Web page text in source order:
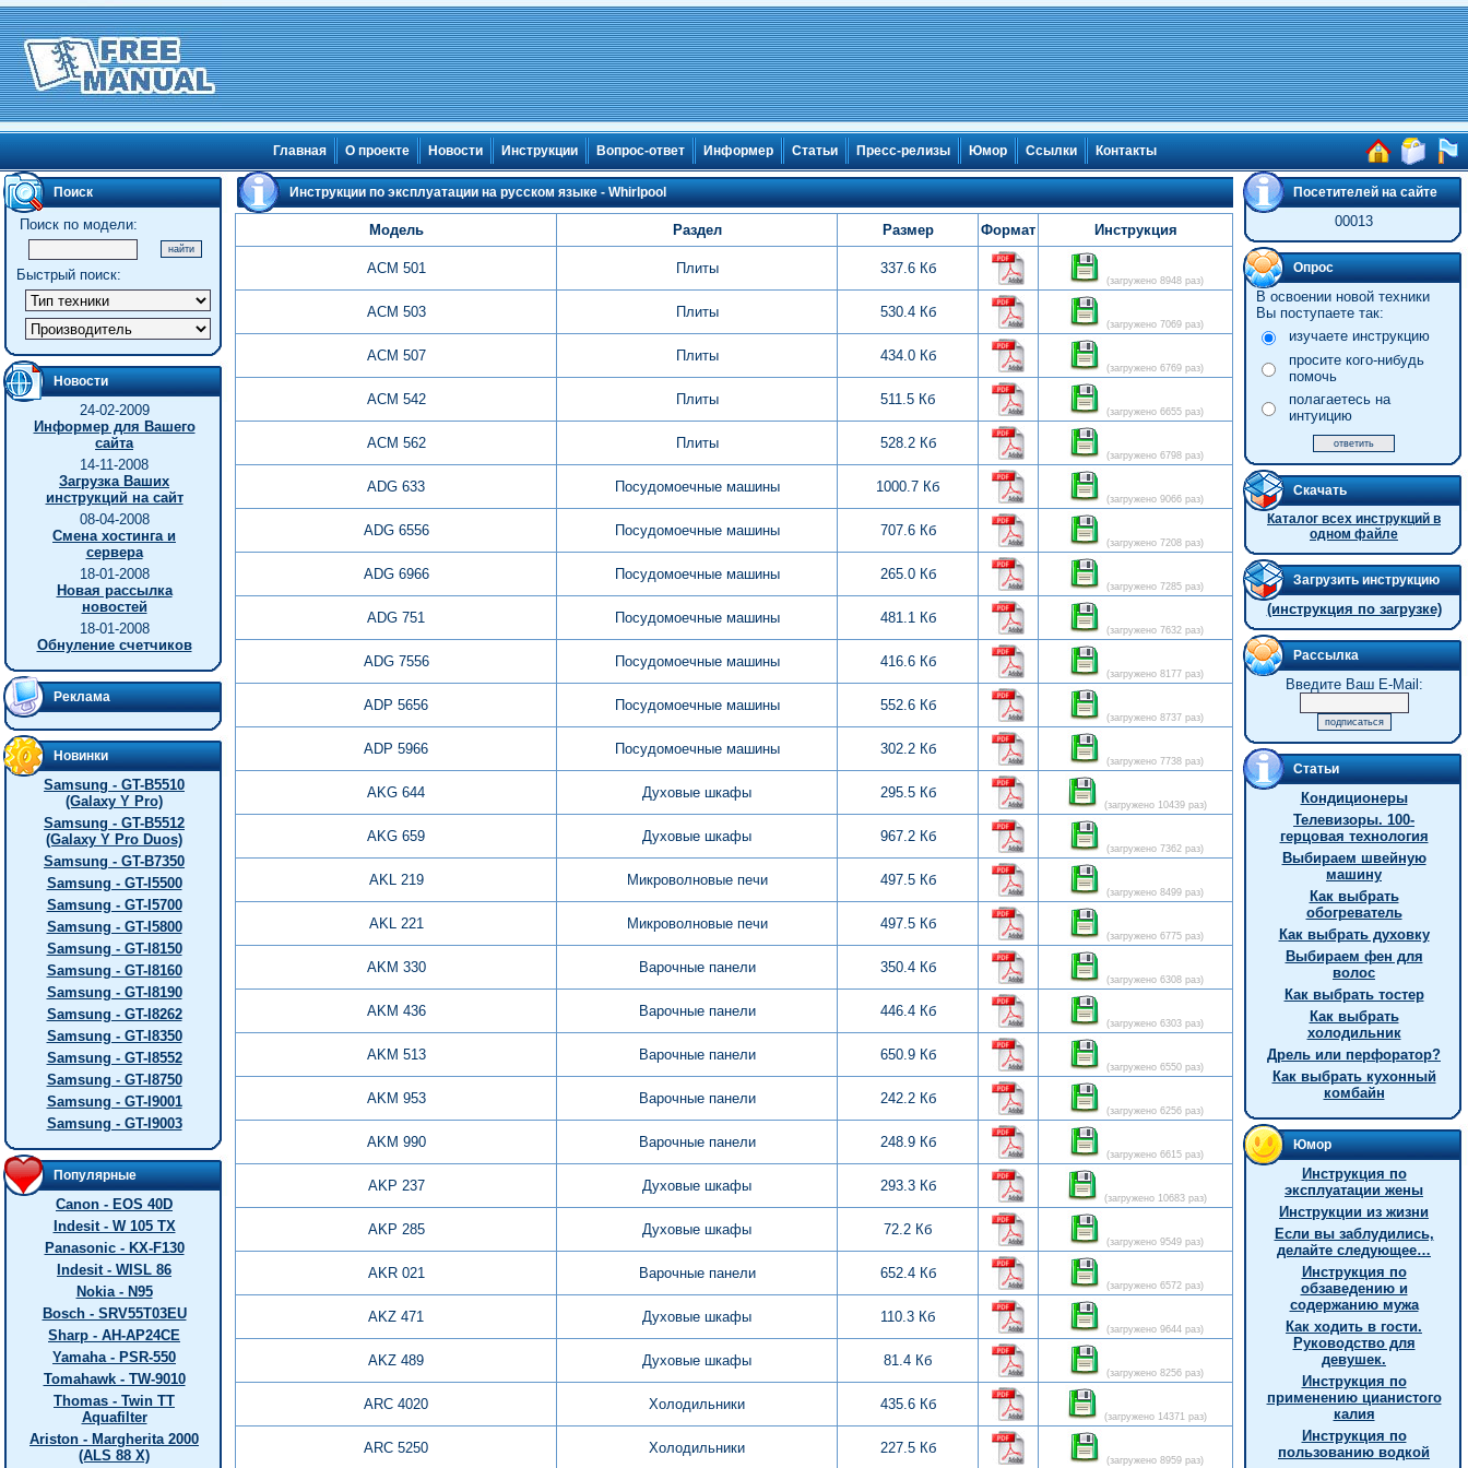
Главная О проекте Новости Инструкции Вопрос-ответ Информер Статьи Пресс-релизы Юмор Ссылки Контакты
Поиск
Поиск по модели:
Быстрый поиск:
Новости
24-02-2009
Информер для Вашего
сайта
14-11-2008
Загрузка Ваших
инструкций на сайт
08-04-2008
Смена хостинга и
сервера
18-01-2008
Новая рассылка
новостей
18-01-2008
Обнуление счетчиков
Реклама
Новинки
Samsung - GT-B5510
(Galaxy Y Pro)
Samsung - GT-B5512
(Galaxy Y Pro Duos)
Samsung - GT-B7350
Samsung - GT-I5500
Samsung - GT-I5700
Samsung - GT-I5800
Samsung - GT-I8150
Samsung - GT-I8160
Samsung - GT-I8190
Samsung - GT-I8262
Samsung - GT-I8350
Samsung - GT-I8552
Samsung - GT-I8750
Samsung - GT-I9001
Samsung - GT-I9003
Популярные
Canon - EOS 40D
Indesit - W 105 TX
Panasonic - KX-F130
Indesit - WISL 86
Nokia - N95
Bosch - SRV55T03EU
Sharp - AH-AP24CE
Yamaha - PSR-550
Tomahawk - TW-9010
Thomas - Twin TT
Aquafilter
Ariston - Margherita 2000
(ALS 88 X)
Инструкции по эксплуатации на русском языке - Whirlpool
Модель Раздел Размер Формат Инструкция
ACM 501 Плиты 337.6 Кб
(загружено 8948 раз)
ACM 503 Плиты 530.4 Кб
(загружено 7069 раз)
ACM 507 Плиты 434.0 Кб
(загружено 6769 раз)
ACM 542 Плиты 511.5 Кб
(загружено 6655 раз)
ACM 562 Плиты 528.2 Кб
(загружено 6798 раз)
ADG 633 Посудомоечные машины 1000.7 Кб
(загружено 9066 раз)
ADG 6556 Посудомоечные машины 707.6 Кб
(загружено 7208 раз)
ADG 6966 Посудомоечные машины 265.0 Кб
(загружено 7285 раз)
ADG 751 Посудомоечные машины 481.1 Кб
(загружено 7632 раз)
ADG 7556 Посудомоечные машины 416.6 Кб
(загружено 8177 раз)
ADP 5656 Посудомоечные машины 552.6 Кб
(загружено 8737 раз)
ADP 5966 Посудомоечные машины 302.2 Кб
(загружено 7738 раз)
AKG 644 Духовые шкафы 295.5 Кб
(загружено 10439 раз)
AKG 659 Духовые шкафы 967.2 Кб
(загружено 7362 раз)
AKL 219 Микроволновые печи 497.5 Кб
(загружено 8499 раз)
AKL 221 Микроволновые печи 497.5 Кб
(загружено 6775 раз)
AKM 330 Варочные панели 350.4 Кб
(загружено 6308 раз)
AKM 436 Варочные панели 446.4 Кб
(загружено 6303 раз)
AKM 513 Варочные панели 650.9 Кб
(загружено 6550 раз)
AKM 953 Варочные панели 242.2 Кб
(загружено 6256 раз)
AKM 990 Варочные панели 248.9 Кб
(загружено 6615 раз)
AKP 237 Духовые шкафы 293.3 Кб
(загружено 10683 раз)
AKP 285 Духовые шкафы 72.2 Кб
(загружено 9549 раз)
AKR 021 Варочные панели 652.4 Кб
(загружено 6572 раз)
AKZ 471 Духовые шкафы 110.3 Кб
(загружено 9644 раз)
AKZ 489 Духовые шкафы 81.4 Кб
(загружено 8256 раз)
ARC 4020 Холодильники 435.6 Кб
(загружено 14371 раз)
ARC 5250 Холодильники 227.5 Кб
(загружено 8959 раз)
Посетителей на сайте
00013
Опрос
В освоении новой техники
Вы поступаете так:
изучаете инструкцию
просите кого-нибудь
помочь
полагаетесь на
интуицию
Скачать
Каталог всех инструкций в
одном файле
Загрузить инструкцию
(инструкция по загрузке)
Рассылка
Введите Ваш E-Mail:
Статьи
Кондиционеры
Телевизоры. 100-
герцовая технология
Выбираем швейную
машину
Как выбрать
обогреватель
Как выбрать духовку
Выбираем фен для
волос
Как выбрать тостер
Как выбрать
холодильник
Дрель или перфоратор?
Как выбрать кухонный
комбайн
Юмор
Инструкция по
эксплуатации жены
Инструкции из жизни
Если вы заблудились,
делайте следующее…
Инструкция по
обзаведению и
содержанию мужа
Как ходить в гости.
Руководство для
девушек.
Инстpукция по
пpименению цианистого
калия
Инструкция по
пользованию водкой